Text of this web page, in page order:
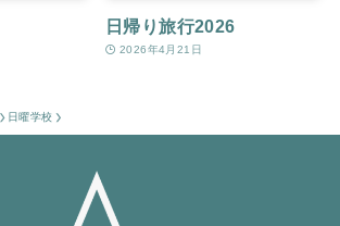
日帰り旅行2026
2026年4月21日
日曜学校